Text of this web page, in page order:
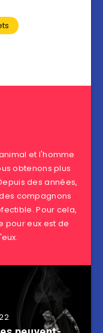
et l'homme
obtenons plus
des années,
compagnons
Pour cela,
pour eux est de